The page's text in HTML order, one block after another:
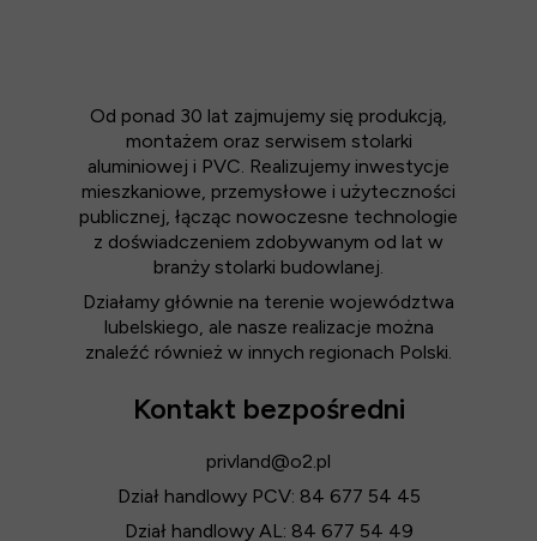
Kontakt bezpośredni
Od ponad 30 lat zajmujemy się produkcją,
montażem oraz serwisem stolarki
aluminiowej i PVC. Realizujemy inwestycje
mieszkaniowe, przemysłowe i użyteczności
publicznej, łącząc nowoczesne technologie
z doświadczeniem zdobywanym od lat w
branży stolarki budowlanej.
Działamy głównie na terenie województwa
lubelskiego, ale nasze realizacje można
znaleźć również w innych regionach Polski.
privland@o2.pl
Dział handlowy PCV: 84 677 54 45
Dział handlowy AL: 84 677 54 49